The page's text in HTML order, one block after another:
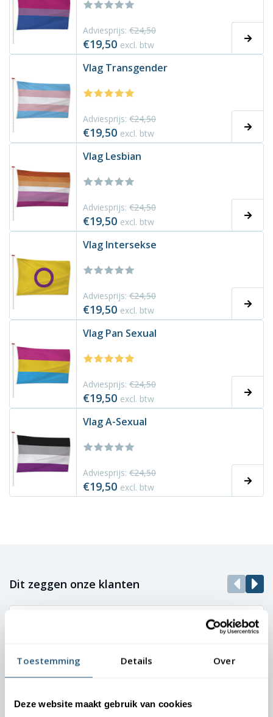
Toestemming Details Over
Deze website maakt gebruik van cookies
Adviesprijs: €24,50
€19,50 excl. btw
Vlag Transgender
Adviesprijs: €24,50
€19,50 excl. btw
Vlag Lesbian
Adviesprijs: €24,50
€19,50 excl. btw
Vlag Intersekse
Adviesprijs: €24,50
€19,50 excl. btw
Vlag Pan Sexual
Adviesprijs: €24,50
€19,50 excl. btw
Vlag A-Sexual
Adviesprijs: €24,50
€19,50 excl. btw
Dit zeggen onze klanten
Landal - Marianne
Onze gasten moeten vanaf aankomst het vakantiegevoel
toon. Dankzij de nette uitstraling oogt elke locatie